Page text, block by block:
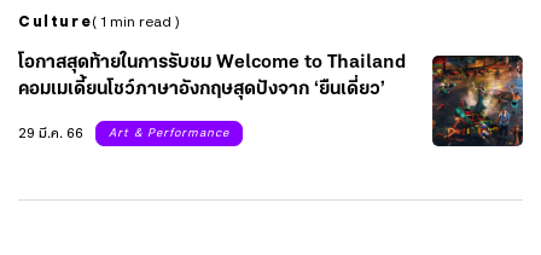
Culture( 1 min read )
โอกาสสุดท้ายในการรับชม Welcome to Thailand
คอมเมเดี้ยนโชว์ภาษาอังกฤษสุดปังจาก ‘ยืนเดี่ยว’
29 มี.ค. 66
Art & Performance